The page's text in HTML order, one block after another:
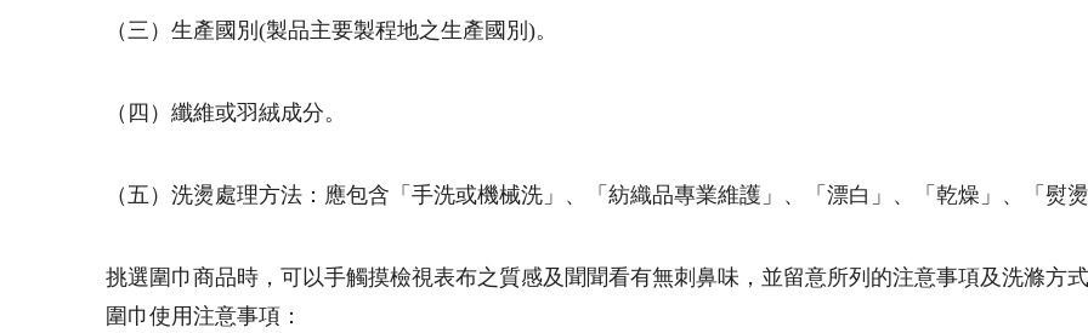
（三）生產國別(製品主要製程地之生產國別)。
（四）纖維或羽絨成分。
（五）洗燙處理方法：應包含「手洗或機械洗」、「紡織品專業維護」、「漂白」、「乾燥」、「熨
挑選圍巾商品時，可以手觸摸檢視表布之質感及聞聞看有無刺鼻味，並留意所列的注意事項及洗滌方
圍巾使用注意事項：